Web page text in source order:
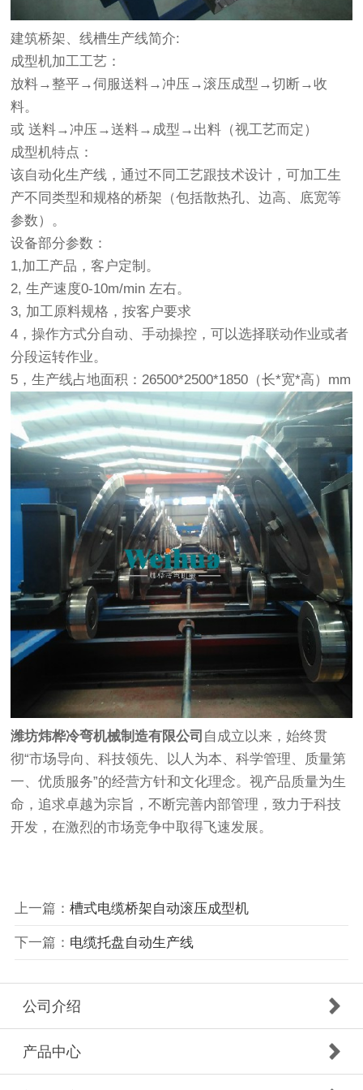
建筑桥架、线槽生产线简介:
成型机加工工艺：
放料→整平→伺服送料→冲压→滚压成型→切断→收
料。
或 送料→冲压→送料→成型→出料（视工艺而定）
成型机特点：
该自动化生产线，通过不同工艺跟技术设计，可加工生
产不同类型和规格的桥架（包括散热孔、边高、底宽等
参数）。
设备部分参数：
1,加工产品，客户定制。
2, 生产速度0-10m/min 左右。
3, 加工原料规格，按客户要求
4，操作方式分自动、手动操控，可以选择联动作业或者
分段运转作业。
5，生产线占地面积：26500*2500*1850（长*宽*高）mm
潍坊炜桦冷弯机械制造有限公司 自成立以来，始终贯
彻“市场导向、科技领先、以人为本、科学管理、质量第
一、优质服务”的经营方针和文化理念。视产品质量为生
命，追求卓越为宗旨，不断完善内部管理，致力于科技
开发，在激烈的市场竞争中取得飞速发展。
上一篇： 槽式电缆桥架自动滚压成型机
下一篇： 电缆托盘自动生产线
公司介绍
产品中心